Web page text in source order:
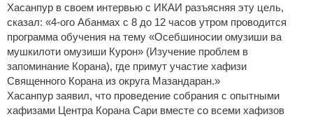
Хасанпур в своем интервью с ИКАИ разъясняя эту цель,
сказал: «4-ого Абанмах с 8 до 12 часов утром проводится
программа обучения на тему «Осебшиносии омузиши ва
мушкилоти омузиши Курон» (Изучение проблем в
запоминание Корана), где примут участие хафизи
Священного Корана из округа Мазандаран.»
Хасанпур заявил, что проведение собрания с опытными
хафизами Центра Корана Сари вместе со всеми хафизов